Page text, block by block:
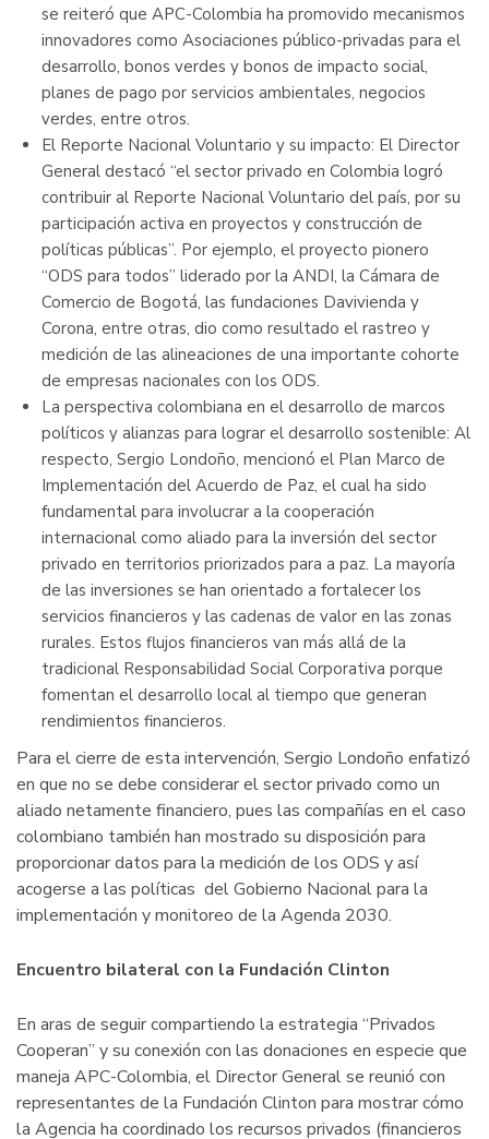
se reiteró que APC-Colombia ha promovido mecanismos
innovadores como Asociaciones público-privadas para el
desarrollo, bonos verdes y bonos de impacto social,
planes de pago por servicios ambientales, negocios
verdes, entre otros.
El Reporte Nacional Voluntario y su impacto: El Director
General destacó “el sector privado en Colombia logró
contribuir al Reporte Nacional Voluntario del país, por su
participación activa en proyectos y construcción de
políticas públicas”. Por ejemplo, el proyecto pionero
“ODS para todos” liderado por la ANDI, la Cámara de
Comercio de Bogotá, las fundaciones Davivienda y
Corona, entre otras, dio como resultado el rastreo y
medición de las alineaciones de una importante cohorte
de empresas nacionales con los ODS.
La perspectiva colombiana en el desarrollo de marcos
políticos y alianzas para lograr el desarrollo sostenible: Al
respecto, Sergio Londoño, mencionó el Plan Marco de
Implementación del Acuerdo de Paz, el cual ha sido
fundamental para involucrar a la cooperación
internacional como aliado para la inversión del sector
privado en territorios priorizados para a paz. La mayoría
de las inversiones se han orientado a fortalecer los
servicios financieros y las cadenas de valor en las zonas
rurales. Estos flujos financieros van más allá de la
tradicional Responsabilidad Social Corporativa porque
fomentan el desarrollo local al tiempo que generan
rendimientos financieros.
Para el cierre de esta intervención, Sergio Londoño enfatizó
en que no se debe considerar el sector privado como un
aliado netamente financiero, pues las compañías en el caso
colombiano también han mostrado su disposición para
proporcionar datos para la medición de los ODS y así
acogerse a las políticas del Gobierno Nacional para la
implementación y monitoreo de la Agenda 2030.
Encuentro bilateral con la Fundación Clinton
En aras de seguir compartiendo la estrategia “Privados
Cooperan” y su conexión con las donaciones en especie que
maneja APC-Colombia, el Director General se reunió con
representantes de la Fundación Clinton para mostrar cómo
la Agencia ha coordinado los recursos privados (financieros